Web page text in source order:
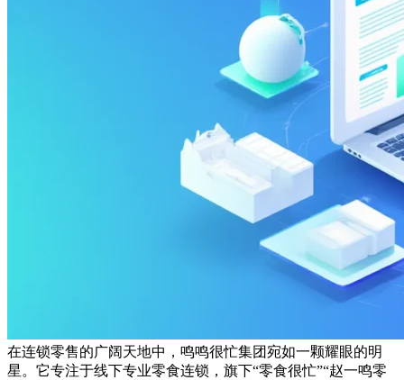
在连锁零售的广阔天地中，鸣鸣很忙集团宛如一颗耀眼的明
星。它专注于线下专业零食连锁，旗下“零食很忙”“赵一鸣零